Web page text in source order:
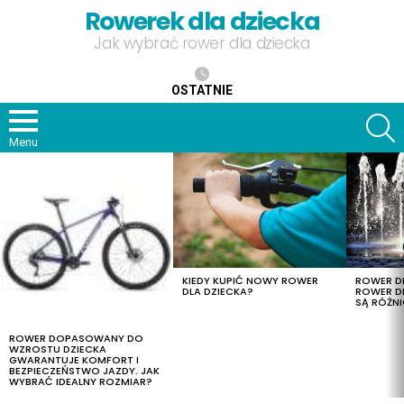
Rowerek dla dziecka
Jak wybrać rower dla dziecka
OSTATNIE
Menu
ROWER DOPASOWANY DO
WZROSTU DZIECKA
GWARANTUJE KOMFORT I
BEZPIECZEŃSTWO JAZDY. JAK
WYBRAĆ IDEALNY ROZMIAR?
KIEDY KUPIĆ NOWY ROWER
DLA DZIECKA?
ROWER
ROWER
SĄ